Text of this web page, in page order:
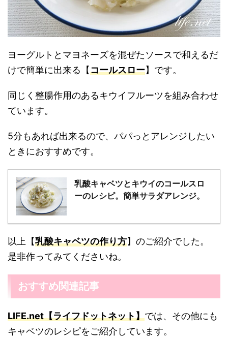
ヨーグルトとマヨネーズを混ぜたソースで和えるだ
けで簡単に出来る【コールスロー】です。
同じく整腸作用のあるキウイフルーツを組み合わせ
ています。
5分もあれば出来るので、パパっとアレンジしたい
ときにおすすめです。
乳酸キャベツとキウイのコールスロ
ーのレシピ。簡単サラダアレンジ。
以上【乳酸キャベツの作り方】のご紹介でした。
是非作ってみてくださいね。
おすすめ関連記事
LIFE.net【ライフドットネット】では、その他にも
キャベツのレシピをご紹介しています。